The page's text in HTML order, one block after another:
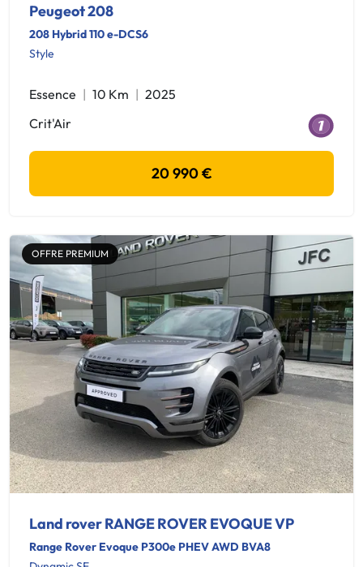
Peugeot 208
208 Hybrid 110 e-DCS6
Style
Essence 10 Km
2025
Crit'Air
20 990 €
OFFRE PREMIUM
Land rover RANGE ROVER EVOQUE VP
Range Rover Evoque P300e PHEV AWD BVA8